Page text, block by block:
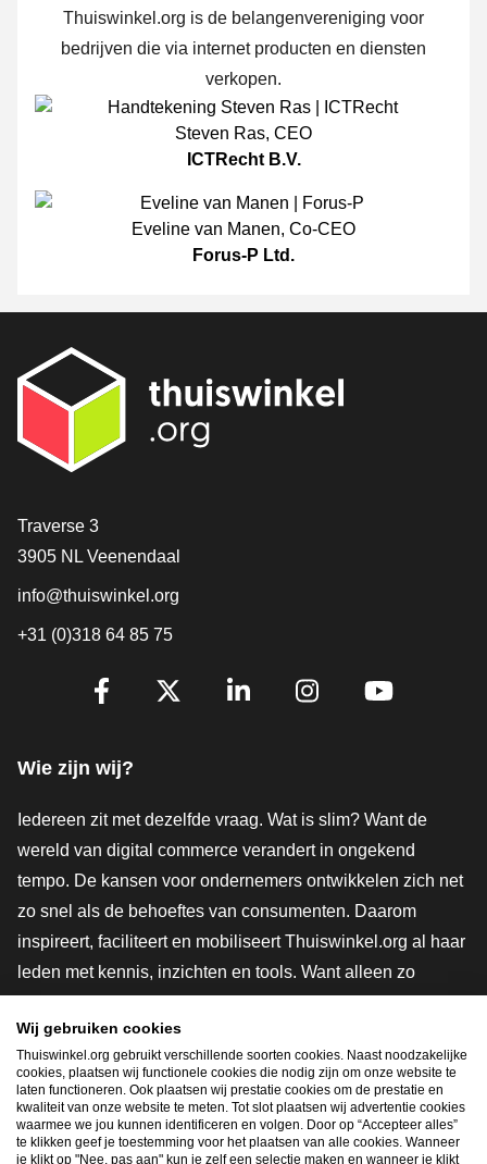
Thuiswinkel.org is de belangenvereniging voor
bedrijven die via internet producten en diensten
verkopen.
Steven Ras, CEO
ICTRecht B.V.
Eveline van Manen, Co-CEO
Forus-P Ltd.
Contact
Traverse 3
3905 NL Veenendaal
info@thuiswinkel.org
+31 (0)318 64 85 75
Volg je ons al?
Wie zijn wij?
Iedereen zit met dezelfde vraag. Wat is slim? Want de
wereld van digital commerce verandert in ongekend
tempo. De kansen voor ondernemers ontwikkelen zich net
zo snel als de behoeftes van consumenten. Daarom
inspireert, faciliteert en mobiliseert Thuiswinkel.org al haar
leden met kennis, inzichten en tools. Want alleen zo
innovatievere toekomst. Dus groei ook mee en maak
shoppen slimmer.
Lid worden
Wij gebruiken cookies
Thuiswinkel.org gebruikt verschillende soorten cookies. Naast noodzakelijke
cookies, plaatsen wij functionele cookies die nodig zijn om onze website te
laten functioneren. Ook plaatsen wij prestatie cookies om de prestatie en
kwaliteit van onze website te meten. Tot slot plaatsen wij advertentie cookies
waarmee we jou kunnen identificeren en volgen. Door op “Accepteer alles”
te klikken geef je toestemming voor het plaatsen van alle cookies. Wanneer
je klikt op "Nee, pas aan" kun je zelf een selectie maken en wanneer je klikt